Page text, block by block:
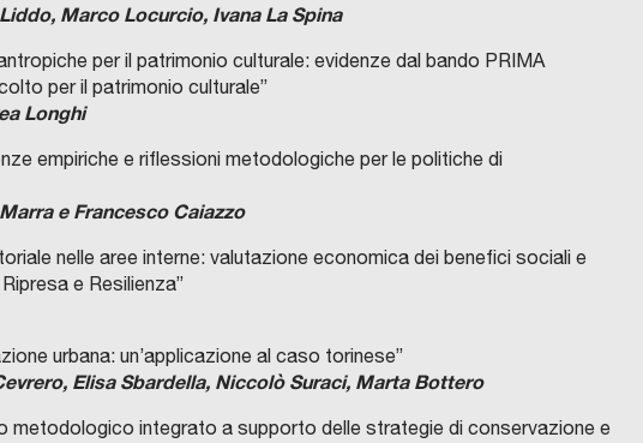
Marco Locurcio, Ivana La Spina
per il patrimonio culturale: evidenze dal bando PRIMA
per il patrimonio culturale”
Longhi
empiriche e riflessioni metodologiche per le politiche di
e Francesco Caiazzo
nelle aree interne: valutazione economica dei benefici sociali e
e Resilienza”
urbana: un’applicazione al caso torinese”
Elisa Sbardella, Niccolò Suraci, Marta Bottero
metodologico integrato a supporto delle strategie di conservazione e